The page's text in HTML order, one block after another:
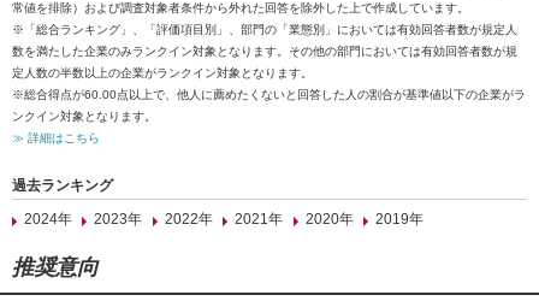
常値を排除）および調査対象者条件から外れた回答を除外した上で作成しています。
※「総合ランキング」、「評価項目別」、部門の「業態別」においては有効回答者数が規定人
数を満たした企業のみランクイン対象となります。その他の部門においては有効回答者数が規
定人数の半数以上の企業がランクイン対象となります。
※総合得点が60.00点以上で、他人に薦めたくないと回答した人の割合が基準値以下の企業がラ
ンクイン対象となります。
≫ 詳細はこちら
過去ランキング
2024年
2023年 2022年 2021年 2020年 2019年
推奨意向